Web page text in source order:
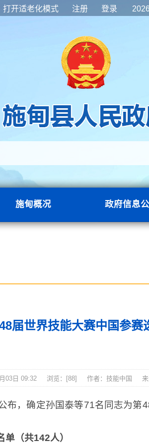
打开适老化模式 注册 登录
施甸概况 政府信息
届世界技能大赛中国参赛
03日 09:32 浏览：[88] 作者：技能中国
布，确定孙国泰等71名同志为
（共142人）